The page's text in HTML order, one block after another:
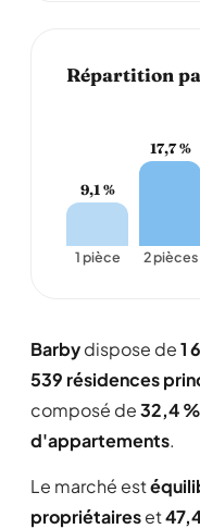
Répartition
9,1 %
1 pièce
17,7 %
2 pièces
Barbydispose de1
539 résidences
composé de32,4
d'appartements.
Le marché est
propriétaireset